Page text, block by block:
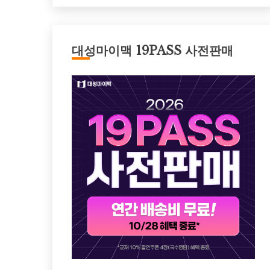
대성마이맥 19PASS 사전판매